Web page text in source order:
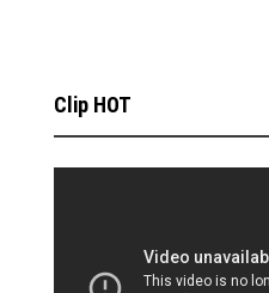
Clip HOT